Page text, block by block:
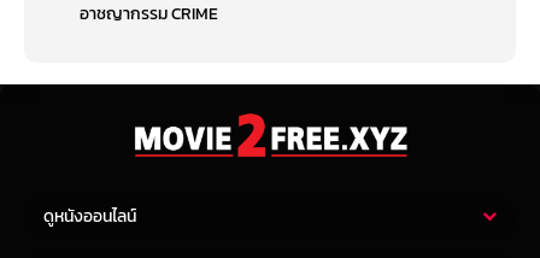
อาชญากรรม CRIME
ดูหนังออนไลน์